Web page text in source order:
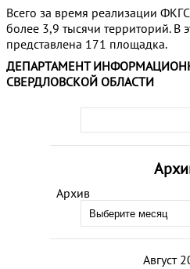
Архив
Август
Всего за время реализации
более 3,9 тысячи территорий. В
представлена 171 площадка.
ДЕПАРТАМЕНТ
СВЕРДЛОВСКОЙ ОБЛАСТИ